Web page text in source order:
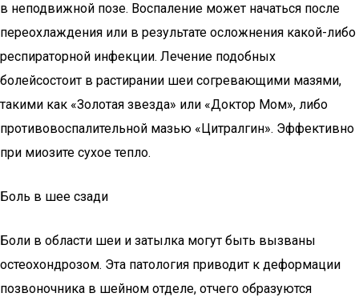
в неподвижной позе. Воспаление может начаться после
переохлаждения или в результате осложнения какой-либо
респираторной инфекции. Лечение подобных
болейсостоит в растирании шеи согревающими мазями,
такими как «Золотая звезда» или «Доктор Мом», либо
противовоспалительной мазью «Цитралгин». Эффективно
при миозите сухое тепло.
Боль в шее сзади
Боли в области шеи и затылка могут быть вызваны
остеохондрозом. Эта патология приводит к деформации
позвоночника в шейном отделе, отчего образуются